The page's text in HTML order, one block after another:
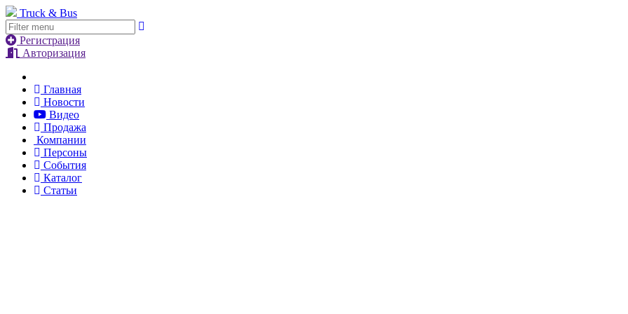
Truck & Bus
Регистрация
Авторизация
Главная
Новости
Видео
Продажа
Компании
Персоны
События
Каталог
Статьи